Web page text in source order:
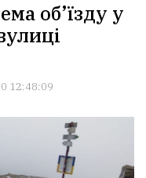
об’їзду у
12:48:09